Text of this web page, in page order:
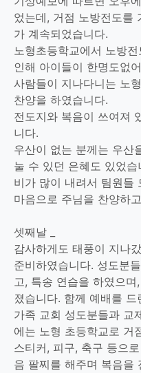
었는데, 거점 노방전도를
가 계속되었습니다.
노형초등학교에서 노방
인해 아이들이 한명도없
사람들이 지나다니는 노
찬양을 하였습니다.
전도지와 복음이 쓰여져
니다.
우산이 없는 분께는 우산
눌 수 있던 은혜도 있었습
비가 많이 내려서 팀원들
마음으로 주님을 찬양하
셋째날 _
감사하게도 태풍이 지나
준비하였습니다. 성도분
고, 특송 연습을 하였으
졌습니다. 함께 예배를
가족 교회 성도분들과 교
에는 노형 초등학교로 거
스티커, 피구, 축구 등으
음 팔찌를 해주며 복음을